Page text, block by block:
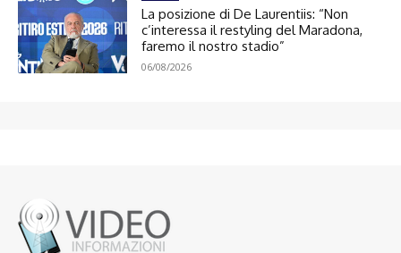
La posizione di De Laurentiis: “Non
c’interessa il restyling del Maradona,
faremo il nostro stadio”
06/08/2026